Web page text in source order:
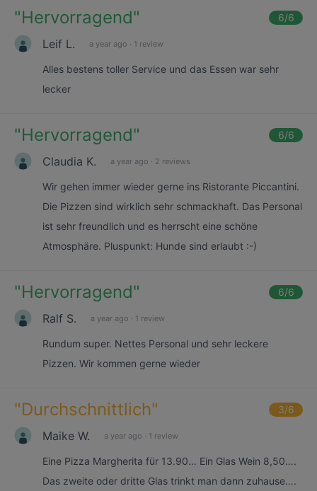
"Hervorragend" 6/6
Leif L. a year ago · 1 review
Alles bestens toller Service und das Essen war sehr
lecker
"Hervorragend" 6/6
Claudia K. a year ago · 2 reviews
Wir gehen immer wieder gerne ins Ristorante Piccantini.
Die Pizzen sind wirklich sehr schmackhaft. Das Personal
ist sehr freundlich und es herrscht eine schöne
Atmosphäre. Pluspunkt: Hunde sind erlaubt :-)
"Hervorragend" 6/6
Ralf S. a year ago · 1 review
Rundum super. Nettes Personal und sehr leckere
Pizzen. Wir kommen gerne wieder
"Durchschnittlich" 3/6
Maike W. a year ago · 1 review
Eine Pizza Margherita für 13.90… Ein Glas Wein 8,50….
Das zweite oder dritte Glas trinkt man dann zuhause….